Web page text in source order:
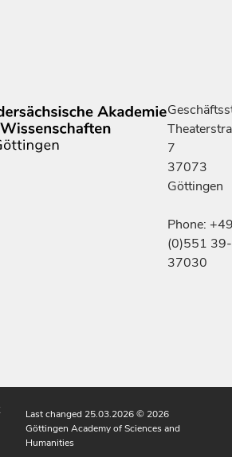
7
37073
Göttingen
Phone:
(0)551 39-
37030
Last changed 25.03.2026© 2026
Göttingen Academy of Sciences and
Humanities